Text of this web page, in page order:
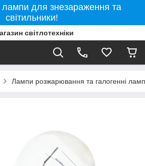
лампи для знезараження та
світильники!
світлотехніки
Лампи розжарювання та галогенні